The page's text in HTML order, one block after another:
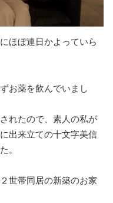
ほぼ連日かよっていら
お薬を飲んでいまし
れたので、素人の私が
出来立ての十文字美信
。
世帯同居の新築のお家